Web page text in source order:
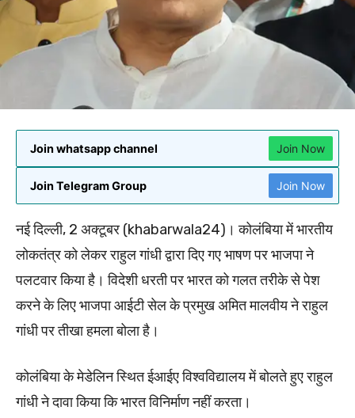
Join whatsapp channel Join Now
Join Telegram Group Join Now
नई दिल्ली, 2 अक्टूबर (khabarwala24)। कोलंबिया में भारतीय
लोकतंत्र को लेकर राहुल गांधी द्वारा दिए गए भाषण पर भाजपा ने
पलटवार किया है। विदेशी धरती पर भारत को गलत तरीके से पेश
करने के लिए भाजपा आईटी सेल के प्रमुख अमित मालवीय ने राहुल
गांधी पर तीखा हमला बोला है।
कोलंबिया के मेडेलिन स्थित ईआईए विश्वविद्यालय में बोलते हुए राहुल
गांधी ने दावा किया कि भारत विनिर्माण नहीं करता।